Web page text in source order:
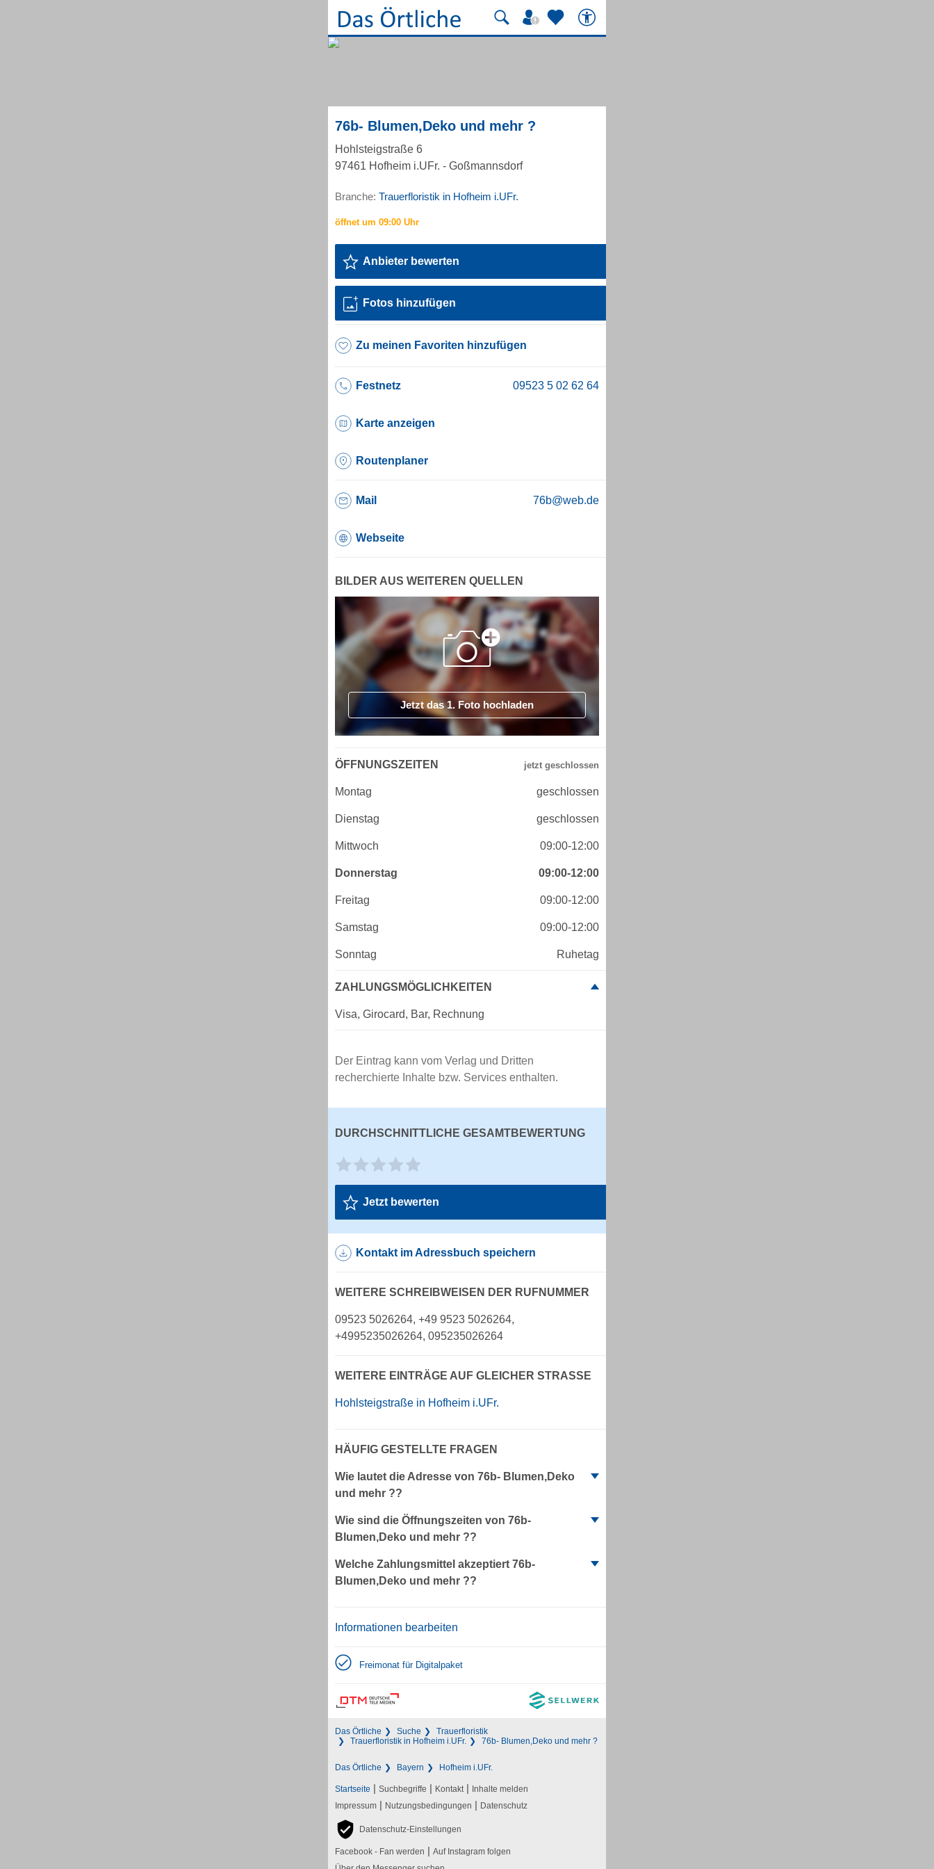
76b- Blumen,Deko und mehr ?
Hohlsteigstraße 6
97461 Hofheim i.UFr. - Goßmannsdorf
Branche: Trauerfloristik in Hofheim i.UFr.
Anbieter bewerten
Fotos hinzufügen
Zu meinen Favoriten hinzufügen
Festnetz
Karte anzeigen
Routenplaner
Mail 76b@web.de
Webseite
BILDER AUS WEITEREN QUELLEN
Jetzt das 1. Foto hochladen
ÖFFNUNGSZEITEN
Montag geschlossen
Dienstag geschlossen
Mittwoch 09:00-12:00
Donnerstag 09:00-12:00
Freitag 09:00-12:00
Samstag 09:00-12:00
Sonntag Ruhetag
ZAHLUNGSMÖGLICHKEITEN
Visa, Girocard, Bar, Rechnung
Der Eintrag kann vom Verlag und Dritten
recherchierte Inhalte bzw. Services enthalten.
DURCHSCHNITTLICHE GESAMTBEWERTUNG
Jetzt bewerten
Kontakt im Adressbuch speichern
WEITERE SCHREIBWEISEN DER RUFNUMMER
09523 5026264, +49 9523 5026264,
+4995235026264, 095235026264
WEITERE EINTRÄGE AUF GLEICHER STRASSE
Hohlsteigstraße in Hofheim i.UFr.
HÄUFIG GESTELLTE FRAGEN
Wie lautet die Adresse von 76b- Blumen,Deko
und mehr ??
Wie sind die Öffnungszeiten von 76b-
Blumen,Deko und mehr ??
Welche Zahlungsmittel akzeptiert 76b-
Blumen,Deko und mehr ??
Informationen bearbeiten
Freimonat für Digitalpaket
Das Örtliche Suche
Trauerfloristik
Trauerfloristik in Hofheim i.UFr.
76b- Blumen,Deko und mehr ?
Das Örtliche Bayern Hofheim i.UFr.
Startseite | Suchbegriffe | Kontakt | Inhalte melden
Impressum | Nutzungsbedingungen | Datenschutz
Datenschutz-Einstellungen
Facebook - Fan werden | Auf Instagram folgen